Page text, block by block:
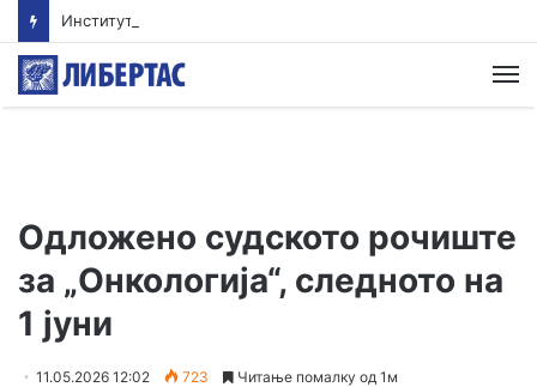
Одложено судското рочиште
за „Онкологија“, следното на
1 јуни
11.05.2026 12:02 723 Читање помалку од 1м